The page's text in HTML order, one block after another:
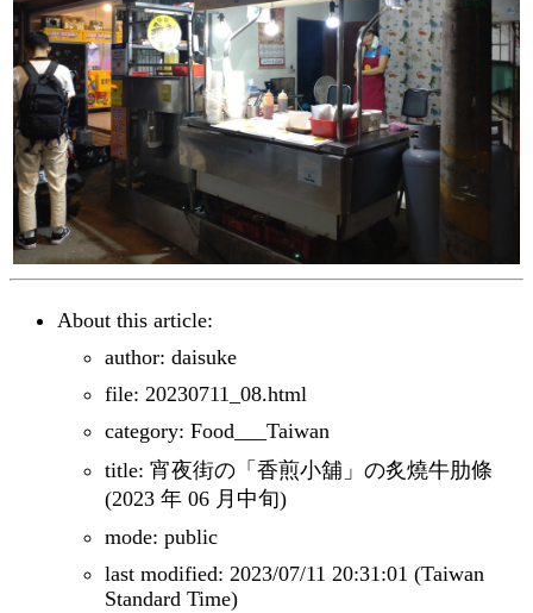
About this article:
author: daisuke
file: 20230711_08.html
category: Food___Taiwan
title: 宵夜街の「香煎小舖」の炙燒牛肋條
(2023 年 06 月中旬)
mode: public
last modified: 2023/07/11 20:31:01 (Taiwan
Standard Time)